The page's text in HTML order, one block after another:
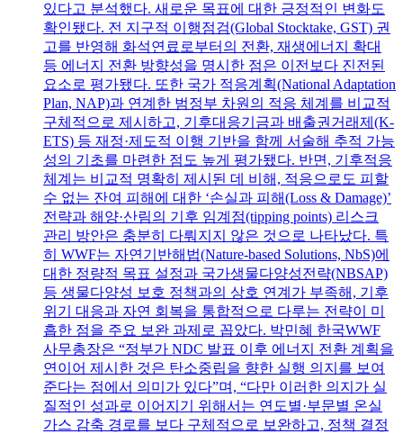
있다고 분석했다. 새로운 목표에 대한 긍정적인 변화도
확인됐다. 전 지구적 이행점검(Global Stocktake, GST) 권
고를 반영해 화석연료로부터의 전환, 재생에너지 확대
등 에너지 전환 방향성을 명시한 점은 이전보다 진전된
요소로 평가됐다. 또한 국가 적응계획(National Adaptation
Plan, NAP)과 연계한 범정부 차원의 적응 체계를 비교적
구체적으로 제시하고, 기후대응기금과 배출권거래제(K-
ETS) 등 재정·제도적 이행 기반을 함께 서술해 추적 가능
성의 기초를 마련한 점도 높게 평가됐다. 반면, 기후적응
체계는 비교적 명확히 제시된 데 비해, 적응으로도 피할
수 없는 잔여 피해에 대한 ‘손실과 피해(Loss & Damage)’
전략과 해양·산림의 기후 임계점(tipping points) 리스크
관리 방안은 충분히 다뤄지지 않은 것으로 나타났다. 특
히 WWF는 자연기반해법(Nature-based Solutions, NbS)에
대한 정량적 목표 설정과 국가생물다양성전략(NBSAP)
등 생물다양성 보호 정책과의 상호 연계가 부족해, 기후
위기 대응과 자연 회복을 통합적으로 다루는 전략이 미
흡한 점을 주요 보완 과제로 꼽았다. 박민혜 한국WWF
사무총장은 “정부가 NDC 발표 이후 에너지 전환 계획을
연이어 제시한 것은 탄소중립을 향한 실행 의지를 보여
준다는 점에서 의미가 있다”며, “다만 이러한 의지가 실
질적인 성과로 이어지기 위해서는 연도별·부문별 온실
가스 감축 경로를 보다 구체적으로 보완하고, 정책 결정